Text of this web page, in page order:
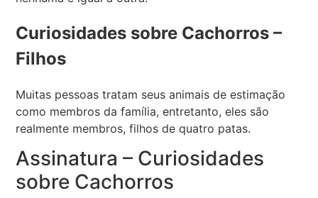
Curiosidades sobre Cachorros –
Filhos
Muitas pessoas tratam seus animais de estimação
como membros da família, entretanto, eles são
realmente membros, filhos de quatro patas.
Assinatura – Curiosidades
sobre Cachorros